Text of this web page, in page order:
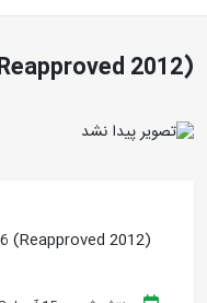
2012)
(Reapproved 2012)